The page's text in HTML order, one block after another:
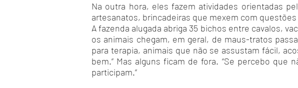
Na outra hora, eles fazem atividades orientadas
artesanatos, brincadeiras que mexem com
A fazenda alugada abriga 35 bichos entre cavalos,
os animais chegam, em geral, de maus-tratos
para terapia, animais que não se assustam fácil,
bem.” Mas alguns ficam de fora. “Se percebo
participam.”